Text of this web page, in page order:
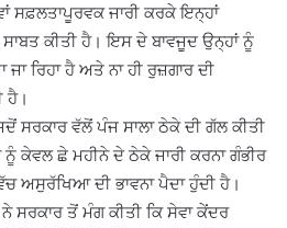
ਸਫ਼ਲਤਾਪੂਰਵਕ ਜਾਰੀ ਕਰਕੇ ਇਨ੍ਹਾਂ
ਕੀਤੀ ਹੈ। ਇਸ ਦੇ ਬਾਵਜੂਦ ਉਨ੍ਹਾਂ ਨੂੰ
ਜਾ ਰਿਹਾ ਹੈ ਅਤੇ ਨਾ ਹੀ ਰੁਜ਼ਗਾਰ ਦੀ
ਹੈ।
ਸਰਕਾਰ ਵੱਲੋਂ ਪੰਜ ਸਾਲਾ ਠੇਕੇ ਦੀ ਗੱਲ ਕੀਤੀ
ਨੂੰ ਕੇਵਲ ਛੇ ਮਹੀਨੇ ਦੇ ਠੇਕੇ ਜਾਰੀ ਕਰਨਾ ਗੰਭੀਰ
ਅਸੁਰੱਖਿਆ ਦੀ ਭਾਵਨਾ ਪੈਦਾ ਹੁੰਦੀ ਹੈ।
ਤੋਂ ਮੰਗ ਕੀਤੀ ਕਿ ਸੇਵਾ ਕੇਂਦਰ